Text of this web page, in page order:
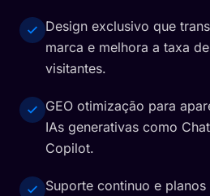
Design exclusivo que
marca e melhora a taxa
visitantes.
GEO otimização para
IAs generativas como
Copilot.
Suporte continuo e